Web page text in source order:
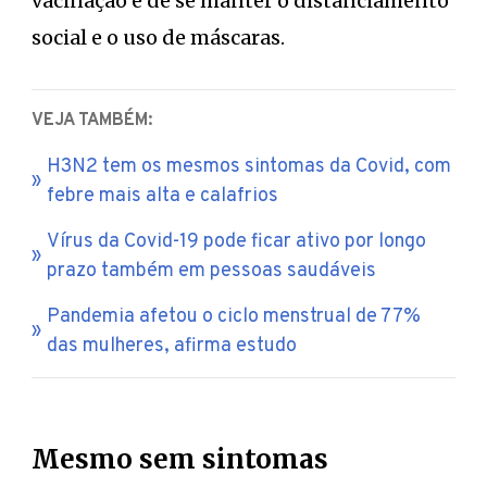
social e o uso de máscaras.
VEJA TAMBÉM:
H3N2 tem os mesmos sintomas da Covid, com
febre mais alta e calafrios
Vírus da Covid-19 pode ficar ativo por longo
prazo também em pessoas saudáveis
Pandemia afetou o ciclo menstrual de 77%
das mulheres, afirma estudo
Mesmo sem sintomas